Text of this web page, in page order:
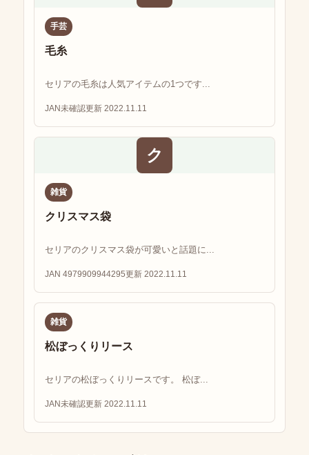
手芸
毛糸
セリアの毛糸は人気アイテムの1つです...
JAN未確認更新 2022.11.11
ク
雑貨
クリスマス袋
セリアのクリスマス袋が可愛いと話題に...
JAN 4979909944295更新 2022.11.11
雑貨
松ぼっくりリース
セリアの松ぼっくりリースです。 松ぼ...
JAN未確認更新 2022.11.11